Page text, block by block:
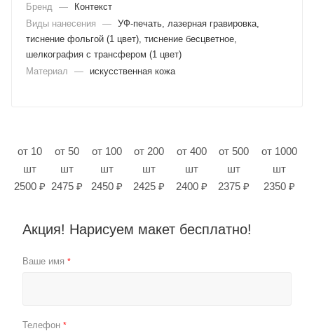
Бренд
—
Контекст
Виды нанесения
— УФ-печать, лазерная гравировка,
тиснение фольгой (1 цвет), тиснение бесцветное,
шелкография с трансфером (1 цвет)
Материал
— искусственная кожа
от 10
шт
2500 ₽
от 50
шт
2475 ₽
от 100
шт
2450 ₽
от 200
шт
2425 ₽
от 400
шт
2400 ₽
от 500
шт
2375 ₽
от 1000
шт
2350 ₽
Акция! Нарисуем макет бесплатно!
Ваше имя *
Телефон *